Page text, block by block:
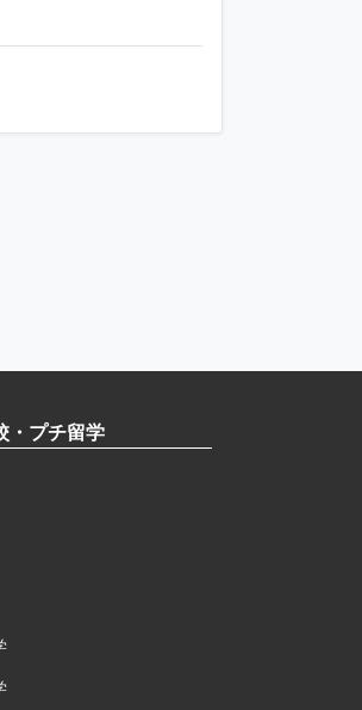
・プチ留学